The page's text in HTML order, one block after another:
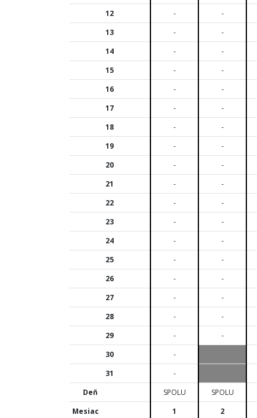
12
- -
13
- -
14
- -
15
- -
16
- -
17
- -
18
- -
19
- -
20
- -
21
- -
22
- -
23
- -
24
- -
25
- -
26
- -
27
- -
28
- -
29
- -
30
-
31
-
Deň
SPOLU SPOLU
Mesiac
1 2